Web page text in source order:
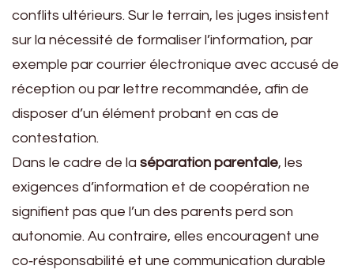
conflits ultérieurs. Sur le terrain, les juges insistent
sur la nécessité de formaliser l’information, par
exemple par courrier électronique avec accusé de
réception ou par lettre recommandée, afin de
disposer d’un élément probant en cas de
contestation.
Dans le cadre de la séparation parentale, les
exigences d’information et de coopération ne
signifient pas que l’un des parents perd son
autonomie. Au contraire, elles encouragent une
co‑résponsabilité et une communication durable